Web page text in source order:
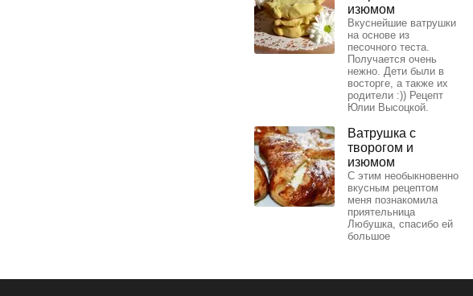
изюмом
Вкуснейшие ватрушки
на основе из
песочного теста.
Получается очень
нежно. Дети были в
восторге, а также их
родители :)) Рецепт
Юлии Высоцкой.
Ватрушка с
творогом и
изюмом
С этим необыкновенно
вкусным рецептом
меня познакомила
приятельница
Любушка, спасибо ей
большое